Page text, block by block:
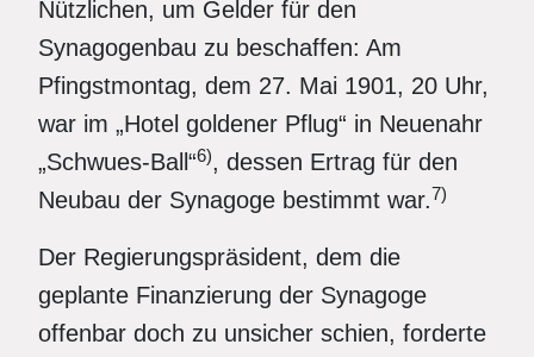
Nützlichen, um Gelder für den
Synagogenbau zu beschaffen: Am
Pfingstmontag, dem 27. Mai 1901, 20 Uhr,
war im „Hotel goldener Pflug“ in Neuenahr
„Schwues-Ball“6), dessen Ertrag für den
Neubau der Synagoge bestimmt war.7)
Der Regierungspräsident, dem die
geplante Finanzierung der Synagoge
offenbar doch zu unsicher schien, forderte